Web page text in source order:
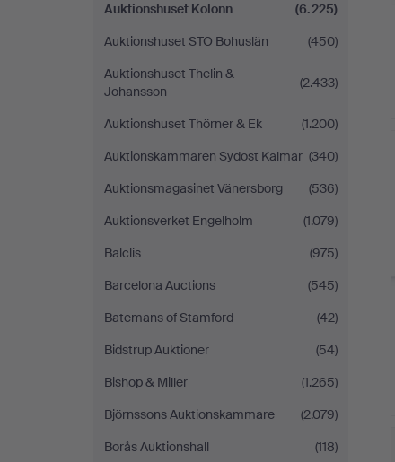
Auktionshuset Kolonn
(6.225)
Auktionshuset STO Bohuslän
(450)
Auktionshuset Thelin &
Johansson
(2.433)
Auktionshuset Thörner & Ek
(1.200)
Auktionskammaren Sydost Kalmar (340)
Auktionsmagasinet Vänersborg
(536)
Auktionsverket Engelholm
(1.079)
Balclis
(975)
Barcelona Auctions
(545)
Batemans of Stamford
(42)
Bidstrup Auktioner
(54)
Bishop & Miller
(1.265)
Björnssons Auktionskammare
(2.079)
Borås Auktionshall
(118)